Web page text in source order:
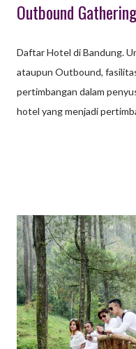
Outbound Gathering
Daftar Hotel di Bandung.
ataupun Outbound,
pertimbangan dalam
hotel yang menjadi
menjadi bahan
Family Gathering, dsb.
daftar hotel yang ada di
1. The Trans Luxury Hotel
yang merupakan pusat
Bandung ini mendapat
Bandung yang paling baik.
ditawarkan, antara lain: